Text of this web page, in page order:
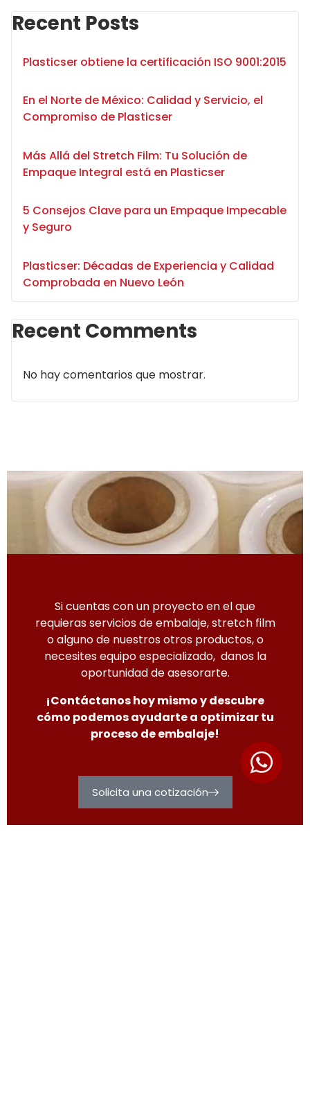
Recent Posts
Plasticser obtiene la certificación ISO 9001:2015
En el Norte de México: Calidad y Servicio, el
Compromiso de Plasticser
Más Allá del Stretch Film: Tu Solución de
Empaque Integral está en Plasticser
5 Consejos Clave para un Empaque Impecable
y Seguro
Plasticser: Décadas de Experiencia y Calidad
Comprobada en Nuevo León
Recent Comments
No hay comentarios que mostrar.
Si cuentas con un proyecto en el que
requieras servicios de embalaje, stretch film
o alguno de nuestros otros productos, o
necesites equipo especializado, danos la
oportunidad de asesorarte.
¡Contáctanos hoy mismo y descubre
cómo podemos ayudarte a optimizar tu
proceso de embalaje!
Solicita una cotización